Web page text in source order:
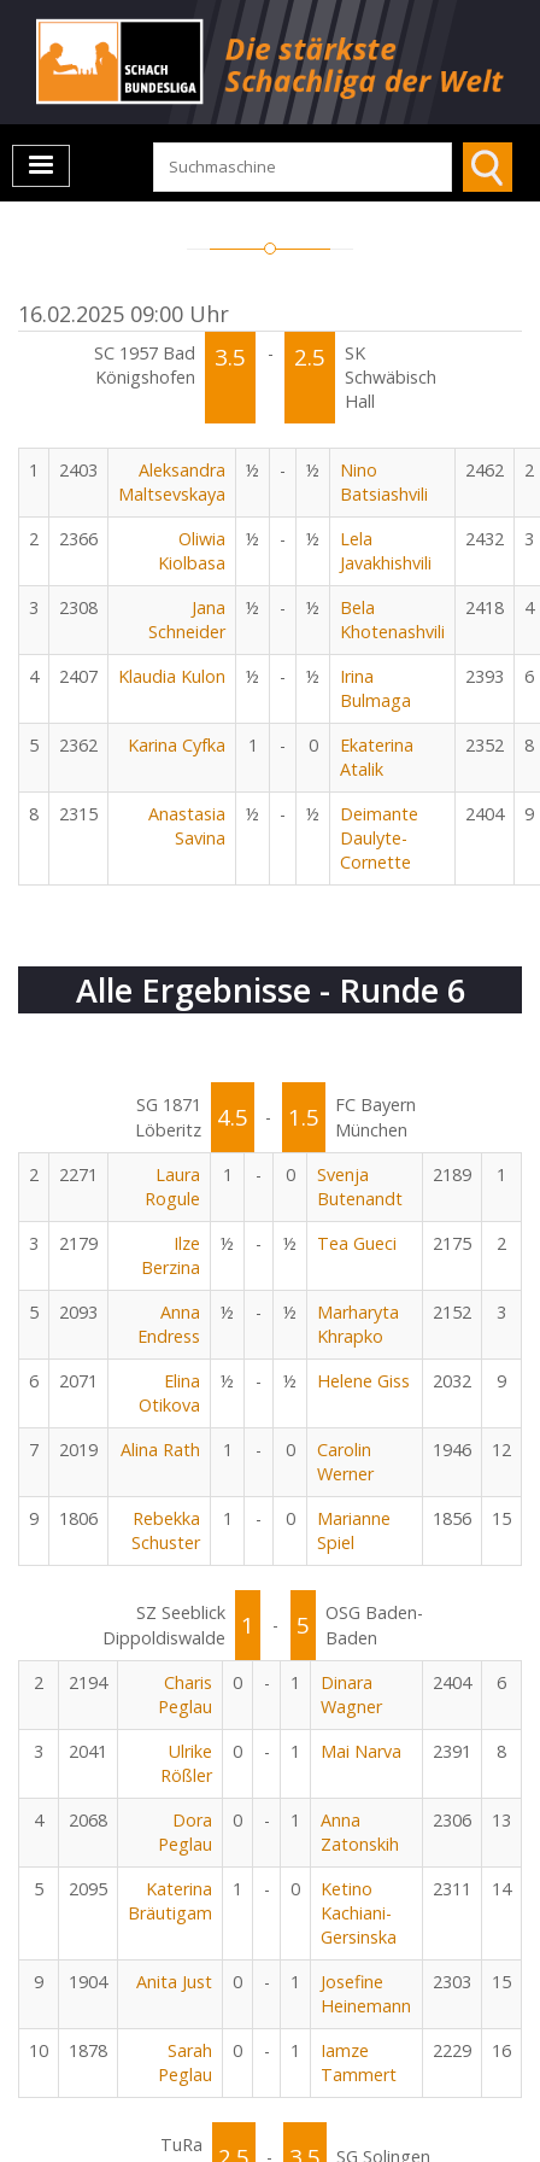
16.02.2025 09:00 Uhr
SC 1957 Bad
Königshofen
3.5 - 2.5
SK
Schwäbisch
Hall
1 2403
Aleksandra
Maltsevskaya
½ - ½
Nino
Batsiashvili
2462 2
2 2366
Oliwia
Kiolbasa
½ - ½
Lela
Javakhishvili
2432 3
3 2308
Jana
Schneider
½ - ½
Bela
Khotenashvili
2418 4
4 2407 Klaudia Kulon ½ - ½
Irina
Bulmaga
2393 6
5 2362 Karina Cyfka 1 - 0
Ekaterina
Atalik
2352 8
8 2315
Anastasia
Savina
½ - ½
Deimante
Daulyte-
Cornette
2404 9
Alle Ergebnisse - Runde 6
SG 1871
Löberitz
4.5 - 1.5
FC Bayern
München
2
2271
Laura
Rogule
1 - 0
Svenja
Butenandt
2189 1
3 2179
Ilze
Berzina
½ - ½ Tea Gueci 2175 2
5 2093
Anna
Endress
½ - ½
Marharyta
Khrapko
2152 3
6 2071
Elina
Otikova
½ - ½ Helene Giss 2032 9
7 2019 Alina Rath 1 - 0
Carolin
Werner
1946 12
9 1806
Rebekka
Schuster
1 - 0
Marianne
Spiel
1856 15
SZ Seeblick
Dippoldiswalde
1 - 5
OSG Baden-
Baden
2
2194
Charis
Peglau
0 - 1
Dinara
Wagner
2404 6
3 2041
Ulrike
Rößler
0 - 1 Mai Narva 2391 8
4 2068
Dora
Peglau
0 - 1
Anna
Zatonskih
2306 13
5 2095
Katerina
Bräutigam
1 - 0
Ketino
Kachiani-
Gersinska
2311 14
9 1904 Anita Just 0 - 1
Josefine
Heinemann
2303 15
10 1878
Sarah
Peglau
0 - 1
Iamze
Tammert
2229 16
TuRa
- SG Solingen